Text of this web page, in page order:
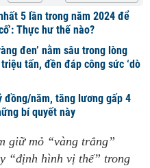
5 lần trong năm 2024 để
Thực hư thế nào?
đen’ nằm sâu trong lòng
tấn, đền đáp công sức ‘dò
đồng/năm, tăng lương gấp 4
bí quyết này
giữ mỏ “vàng trắng”
“định hình vị thế” trong